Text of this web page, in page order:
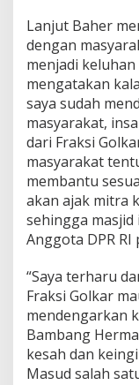
Lanjut Baher
dengan
menjadi
mengatakan
saya sudah
masyarakat,
dari Fraksi
masyarakat
membantu
akan ajak mitra
sehingga masjid
Anggota DPR RI
“Saya terharu
Fraksi Golkar
mendengarkan
Bambang
kesah dan
Masud salah